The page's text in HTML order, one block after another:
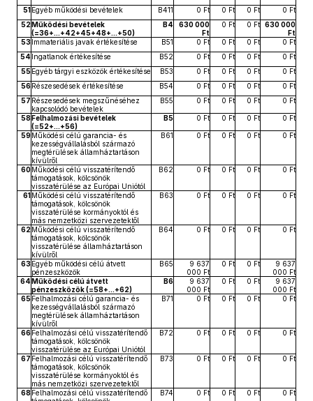
51Egyéb működési bevételek B411 0 Ft 0 Ft 0 Ft
0 Ft
52Működési bevételek
(=36+...+42+45+48+...+50)
B4
630 000
Ft
0 Ft 0 Ft 630 000
Ft
53Immateriális javak értékesítése B51 0 Ft 0 Ft 0 Ft
0 Ft
54 Ingatlanok értékesítése B52 0 Ft 0 Ft 0 Ft
0 Ft
55Egyéb tárgyi eszközök értékesítése B53 0 Ft 0 Ft 0 Ft
0 Ft
56Részesedések értékesítése B54 0 Ft 0 Ft 0 Ft
0 Ft
57 Részesedések megszűnéséhez
kapcsolódó bevételek
B55 0 Ft 0 Ft 0 Ft 0 Ft
58Felhalmozási bevételek
(=52+...+56)
B5 0 Ft 0 Ft 0 Ft 0 Ft
59Működési célú garancia- és
kezességvállalásból származó
megtérülések államháztartáson
kívülről
B61 0 Ft 0 Ft 0 Ft 0 Ft
60 Működési célú visszatérítendő
támogatások, kölcsönök
visszatérülése az Európai Uniótól
B62 0 Ft 0 Ft 0 Ft 0 Ft
61Működési célú visszatérítendő
támogatások, kölcsönök
visszatérülése kormányoktól és
más nemzetközi szervezetektől
B63 0 Ft 0 Ft 0 Ft 0 Ft
62Működési célú visszatérítendő
támogatások, kölcsönök
visszatérülése államháztartáson
kívülről
B64 0 Ft 0 Ft 0 Ft 0 Ft
63Egyéb működési célú átvett
pénzeszközök
B65
9 637
000 Ft
0 Ft 0 Ft
9 637
000 Ft
64Működési célú átvett
pénzeszközök (=58+...+62)
B6
9 637
000 Ft
0 Ft 0 Ft
9 637
000 Ft
65Felhalmozási célú garancia- és
kezességvállalásból származó
megtérülések államháztartáson
kívülről
B71 0 Ft 0 Ft 0 Ft 0 Ft
66Felhalmozási célú visszatérítendő
támogatások, kölcsönök
visszatérülése az Európai Uniótól
B72 0 Ft 0 Ft 0 Ft 0 Ft
67 Felhalmozási célú visszatérítendő
támogatások, kölcsönök
visszatérülése kormányoktól és
más nemzetközi szervezetektől
B73 0 Ft 0 Ft 0 Ft 0 Ft
68Felhalmozási célú visszatérítendő
B74 0 Ft 0 Ft 0 Ft 0 Ft